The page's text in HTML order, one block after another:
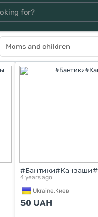
#Бантики#Канзаши#
4 years ago
Ukraine,Киев
50 UAH